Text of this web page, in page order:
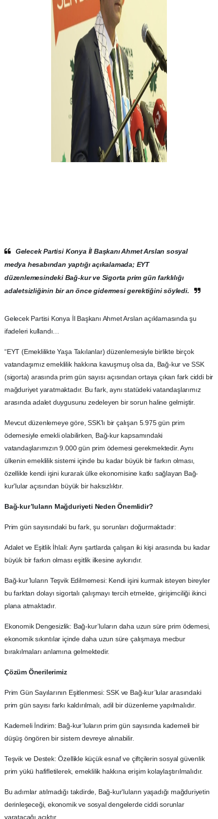
Gelecek Partisi Konya İl Başkanı Ahmet Arslan sosyal
medya hesabından yaptığı açıkalamada; EYT
düzenlemesindeki Bağ-kur ve Sigorta prim gün farklılığı
adaletsizliğinin bir an önce gidermesi gerektiğini söyledi.
Gelecek Partisi Konya İl Başkanı Ahmet Arslan açıklamasında şu
ifadeleri kullandı…
“EYT (Emeklilikte Yaşa Takılanlar) düzenlemesiyle birlikte birçok
vatandaşımız emeklilik hakkına kavuşmuş olsa da, Bağ-kur ve SSK
(sigorta) arasında prim gün sayısı açısından ortaya çıkan fark ciddi bir
mağduriyet yaratmaktadır. Bu fark, aynı statüdeki vatandaşlarımız
arasında adalet duygusunu zedeleyen bir sorun haline gelmiştir.
Mevcut düzenlemeye göre, SSK’lı bir çalışan 5.975 gün prim
ödemesiyle emekli olabilirken, Bağ-kur kapsamındaki
vatandaşlarımızın 9.000 gün prim ödemesi gerekmektedir. Aynı
ülkenin emeklilik sistemi içinde bu kadar büyük bir farkın olması,
özellikle kendi işini kurarak ülke ekonomisine katkı sağlayan Bağ-
kur'lular açısından büyük bir haksızlıktır.
Bağ-kur’luların Mağduriyeti Neden Önemlidir?
Prim gün sayısındaki bu fark, şu sorunları doğurmaktadır:
Adalet ve Eşitlik İhlali: Aynı şartlarda çalışan iki kişi arasında bu kadar
büyük bir farkın olması eşitlik ilkesine aykırıdır.
Bağ-kur’luların Teşvik Edilmemesi: Kendi işini kurmak isteyen bireyler
bu farktan dolayı sigortalı çalışmayı tercih etmekte, girişimciliği ikinci
plana atmaktadır.
Ekonomik Dengesizlik: Bağ-kur’luların daha uzun süre prim ödemesi,
ekonomik sıkıntılar içinde daha uzun süre çalışmaya mecbur
bırakılmaları anlamına gelmektedir.
Çözüm Önerilerimiz
Prim Gün Sayılarının Eşitlenmesi: SSK ve Bağ-kur’lular arasındaki
prim gün sayısı farkı kaldırılmalı, adil bir düzenleme yapılmalıdır.
Kademeli İndirim: Bağ-kur’luların prim gün sayısında kademeli bir
düşüş öngören bir sistem devreye alınabilir.
Teşvik ve Destek: Özellikle küçük esnaf ve çiftçilerin sosyal güvenlik
prim yükü hafifletilerek, emeklilik hakkına erişim kolaylaştırılmalıdır.
Bu adımlar atılmadığı takdirde, Bağ-kur'luların yaşadığı mağduriyetin
derinleşeceği, ekonomik ve sosyal dengelerde ciddi sorunlar
yaratacağı açıktır.